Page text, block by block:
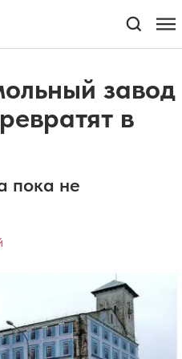
завод
в
пока не